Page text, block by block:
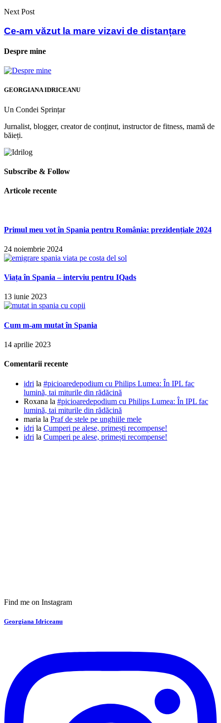
Next Post
Ce-am văzut la mare vizavi de distanțare
Despre mine
GEORGIANA IDRICEANU
Un Condei Sprințar
Jurnalist, blogger, creator de conținut, instructor de fitness, mamă de
băieți.
Subscribe & Follow
Articole recente
Primul meu vot în Spania pentru România: prezidențiale 2024
24 noiembrie 2024
Viața în Spania – interviu pentru IQads
13 iunie 2023
Cum m-am mutat în Spania
14 aprilie 2023
Comentarii recente
idri la #picioaredepodium cu Philips Lumea: În IPL fac
lumină, tai miturile din rădăcină
Roxana la #picioaredepodium cu Philips Lumea: În IPL fac
lumină, tai miturile din rădăcină
maria la Praf de stele pe unghiile mele
idri la Cumperi pe alese, primești recompense!
idri la Cumperi pe alese, primești recompense!
Find me on Instagram
Georgiana Idriceanu